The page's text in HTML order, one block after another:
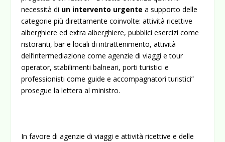
necessità di un intervento urgente a supporto delle
categorie più direttamente coinvolte: attività ricettive
alberghiere ed extra alberghiere, pubblici esercizi come
ristoranti, bar e locali di intrattenimento, attività
dell’intermediazione come agenzie di viaggi e tour
operator, stabilimenti balneari, porti turistici e
professionisti come guide e accompagnatori turistici”
prosegue la lettera al ministro.
In favore di agenzie di viaggi e attività ricettive e delle